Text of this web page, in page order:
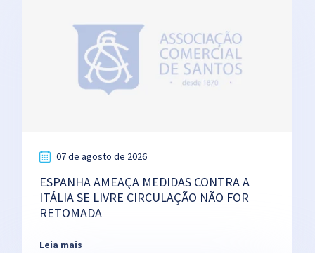
07 de agosto de 2026
ESPANHA AMEAÇA MEDIDAS CONTRA A
ITÁLIA SE LIVRE CIRCULAÇÃO NÃO FOR
RETOMADA
Leia mais